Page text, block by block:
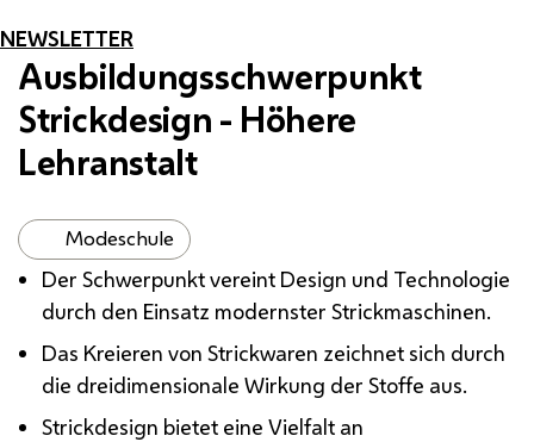
NEWSLETTER
Ausbildungsschwerpunkt
Strickdesign - Höhere
Lehranstalt
Modeschule
Der Schwerpunkt vereint Design und Technologie
durch den Einsatz modernster Strickmaschinen.
Das Kreieren von Strickwaren zeichnet sich durch
die dreidimensionale Wirkung der Stoffe aus.
Strickdesign bietet eine Vielfalt an